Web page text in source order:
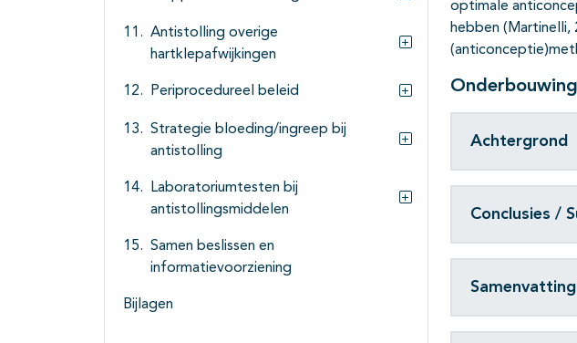
Subpagina's open- en
Antistolling overige
hartklepafwijkingen
Periprocedureel beleid
Subpagina's open- en
Strategie bloeding/ingreep bij
antistolling
Laboratoriumtesten bij
antistollingsmiddelen
Subpagina's open- en
Samen beslissen en
informatievoorziening
Bijlagen
optimale
hebben (Martinelli,
Onderbouwing
Achtergrond
Conclusies /